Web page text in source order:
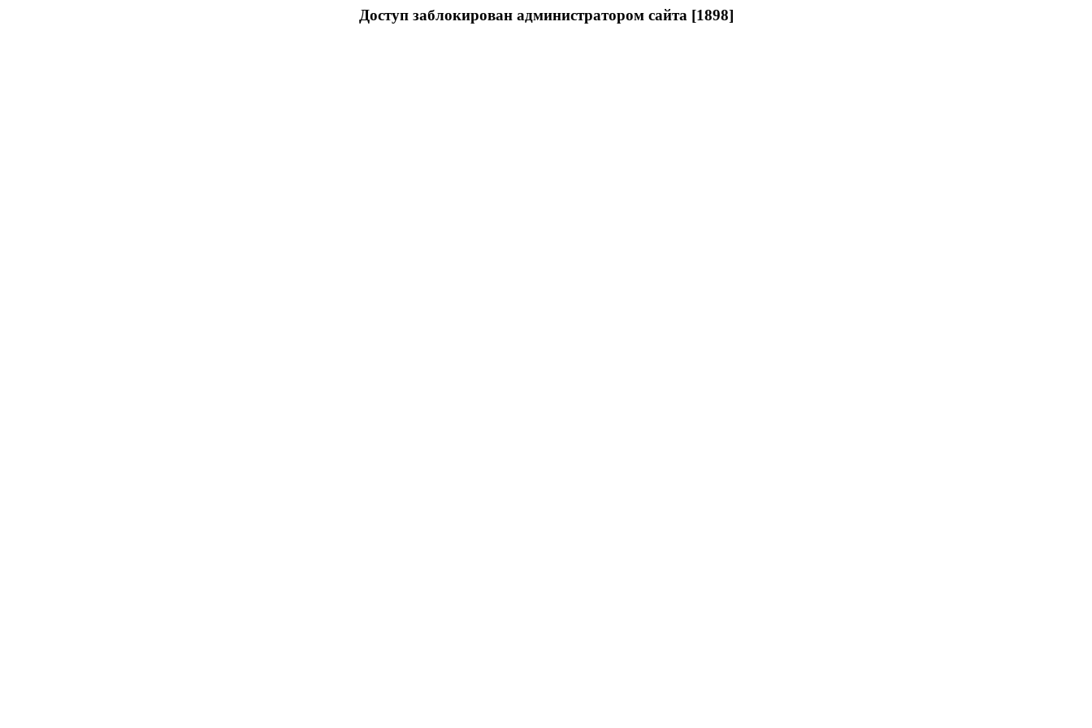
Доступ заблокирован администратором сайта [1898]